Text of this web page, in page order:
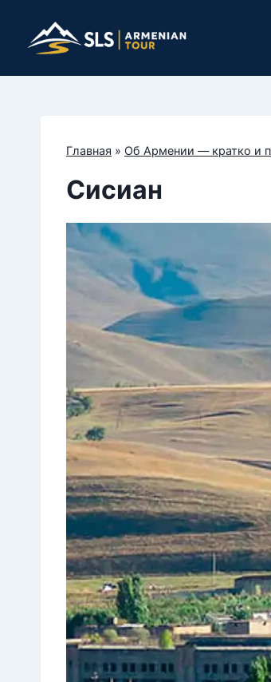
содержимому
Главная » Об Армении — кратко и
Сисиан